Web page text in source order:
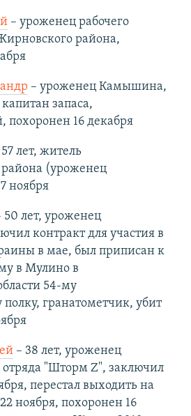
– уроженец рабочего
района,
– уроженец Камышина,
запаса,
16 декабря
лет, житель
(уроженец
ноября
лет, уроженец
контракт для участия в
в мае, был приписан к
в Мулино в
54-му
гранатометчик, убит
– 38 лет, уроженец
"Шторм Z", заключил
перестал выходить на
ноября, похоронен 16